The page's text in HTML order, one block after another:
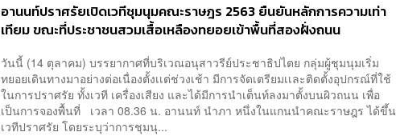
อานนท์ปราศรัยเปิดเวทีชุมนุมคณะราษฎร 2563 ยืนยันหลักการความเท่า
เทียม ขณะที่ประชาชนสวมเสื้อเหลืองทยอยเข้าพื้นที่สองฝั่งถนน
วันนี้ (14 ตุลาคม) บรรยากาศที่บริเวณอนุสาวรีย์ประชาธิปไตย กลุ่มผู้ชุมนุมเริ่ม
ทยอยเดินทางมาอย่างต่อเนื่องตั้งเเต่ช่วงเช้า มีการจัดเตรียมเเละติดตั้งอุปกรณ์ที่ใช้
ในการปราศรัย ทั้งเวที เครื่องเสียง และได้มีการนำเต็นท์ลงมาตั้งบนผิวถนน เพื่อ
เป็นการจองพื้นที่ เวลา 08.36 น. อานนท์ นำภา หนึ่งในแกนนำคณะราษฎร ได้ขึ้น
เวทีปราศรัย โดยระบุว่าการชุมนุ...